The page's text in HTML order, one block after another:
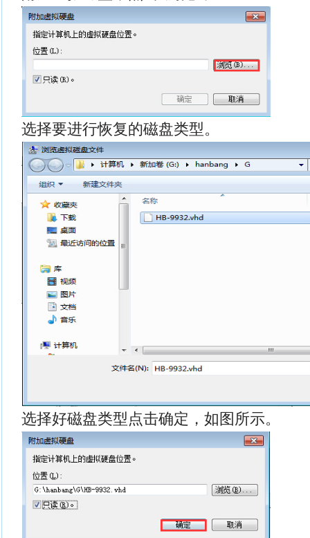
选择要进行恢复的磁盘类型。
选择好磁盘类型点击确定，如图所示。